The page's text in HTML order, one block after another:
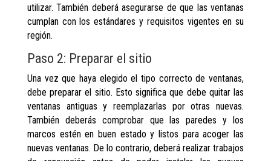
utilizar. También deberá asegurarse de que las ventanas
cumplan con los estándares y requisitos vigentes en su
región.
Paso 2: Preparar el sitio
Una vez que haya elegido el tipo correcto de ventanas,
debe preparar el sitio. Esto significa que debe quitar las
ventanas antiguas y reemplazarlas por otras nuevas.
También deberás comprobar que las paredes y los
marcos estén en buen estado y listos para acoger las
nuevas ventanas. De lo contrario, deberá realizar trabajos